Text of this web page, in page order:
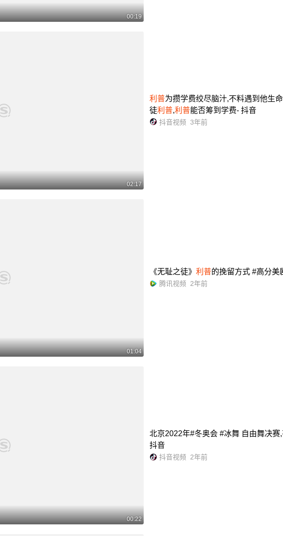
00:19
02:17
利普为攒学费绞尽脑汁,不料遇到他生
徒利普,利普能否筹到学费- 抖音
抖音视频 3年前
01:04
《无耻之徒》利普的挽留方式 #高分美
腾讯视频 2年前
00:22
北京2022年#冬奥会 #冰舞 自由舞决
抖音
抖音视频 2年前